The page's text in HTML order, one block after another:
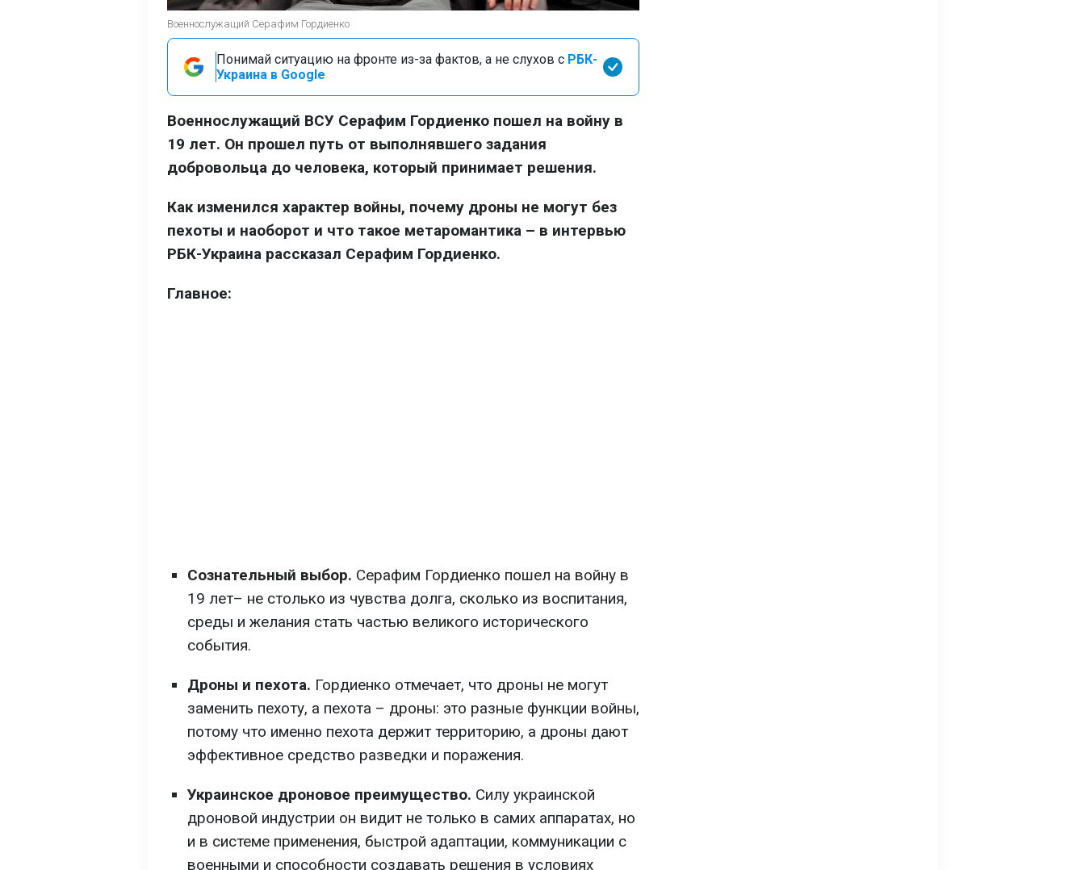
Военнослужащий Серафим Гордиенко
Понимай ситуацию на фронте из-за фактов, а не слухов с РБК-
Украина в Google
Военнослужащий ВСУ Серафим Гордиенко пошел на войну в
19 лет. Он прошел путь от выполнявшего задания
добровольца до человека, который принимает решения.
Как изменился характер войны, почему дроны не могут без
пехоты и наоборот и что такое метаромантика – в интервью
РБК-Украина рассказал Серафим Гордиенко.
Главное:
Сознательный выбор. Серафим Гордиенко пошел на войну в
19 лет– не столько из чувства долга, сколько из воспитания,
среды и желания стать частью великого исторического
события.
Дроны и пехота. Гордиенко отмечает, что дроны не могут
заменить пехоту, а пехота – дроны: это разные функции войны,
потому что именно пехота держит территорию, а дроны дают
эффективное средство разведки и поражения.
Украинское дроновое преимущество. Силу украинской
дроновой индустрии он видит не только в самих аппаратах, но
и в системе применения, быстрой адаптации, коммуникации с
военными и способности создавать решения в условиях